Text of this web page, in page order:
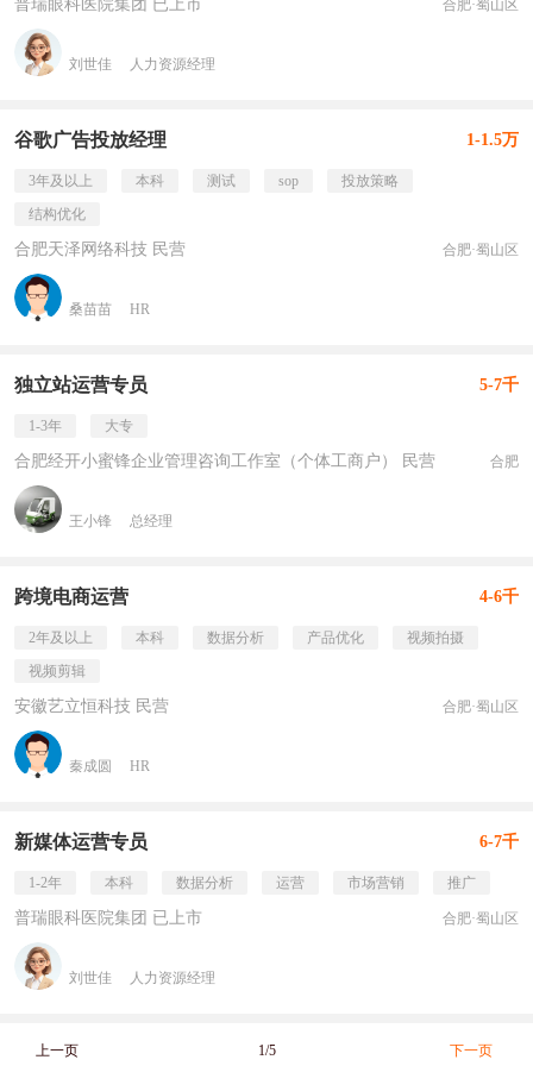
普瑞眼科医院集团 已上市 合肥·蜀山区
刘世佳 人力资源经理
谷歌广告投放经理 1-1.5万
3年及以上 本科 测试 sop
投放策略
结构优化
合肥天泽网络科技 民营 合肥·蜀山区
桑苗苗 HR
独立站运营专员 5-7千
1-3年 大专
合肥经开小蜜锋企业管理咨询工作室（个体工商户） 民营 合肥
王小锋 总经理
跨境电商运营 4-6千
2年及以上 本科 数据分析 产品优化
视频拍摄
视频剪辑
安徽艺立恒科技 民营 合肥·蜀山区
秦成圆 HR
新媒体运营专员 6-7千
1-2年 本科 数据分析 运营 市场营销 推广
普瑞眼科医院集团 已上市 合肥·蜀山区
刘世佳 人力资源经理
上一页 1/5 下一页